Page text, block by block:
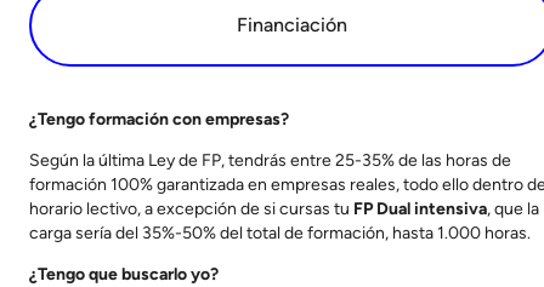
Financiación
¿Tengo formación con empresas?
Según la última Ley de FP, tendrás entre 25-35% de las horas de
formación 100% garantizada en empresas reales, todo ello dentro
horario lectivo, a excepción de si cursas tu FP Dual intensiva, que la
carga sería del 35%-50% del total de formación, hasta 1.000 horas.
¿Tengo que buscarlo yo?